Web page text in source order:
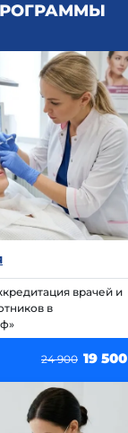
врачей и
в
24 900 19 500